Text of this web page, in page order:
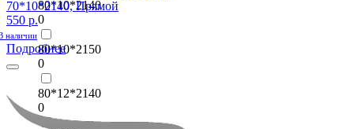
80*10*2140
0
80*10*2150
0
80*12*2140
0
70*10*2140, Прямой
550 р.
наличии
Подробнее